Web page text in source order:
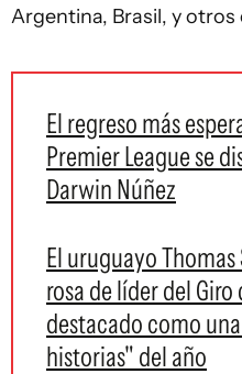
Argentina, Brasil, y
El regreso más
Premier League se
Darwin Núñez
El uruguayo
rosa de líder del
destacado como
historias" del año